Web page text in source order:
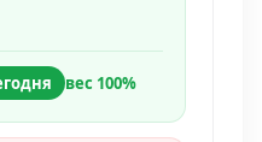
вес 100%